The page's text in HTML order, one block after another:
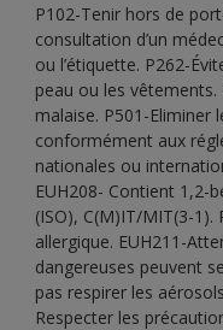
P102-Tenir hors de
consultation d’un
ou l’étiquette. P262-
peau ou les
malaise. P501-Eliminer
conformément aux
nationales ou
EUH208- Contient 1,2-
(ISO), C(M)IT/MIT(3-
allergique. EUH211-
dangereuses peuvent
pas respirer les
Respecter les